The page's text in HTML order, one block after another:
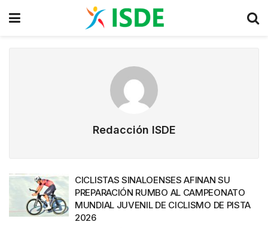
Redacción ISDE
CICLISTAS SINALOENSES AFINAN SU
PREPARACIÓN RUMBO AL CAMPEONATO
MUNDIAL JUVENIL DE CICLISMO DE PISTA
2026